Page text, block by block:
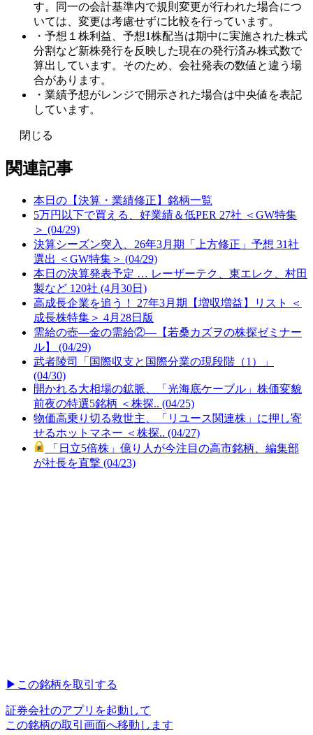
す。同一の会計基準内で規則変更が行われた場合につ
いては、変更は考慮せずに比較を行っています。
・予想１株利益、予想1株配当は期中に実施された株式
分割など新株発行を反映した現在の発行済み株式数で
算出しています。そのため、会社発表の数値と違う場
合があります。
・業績予想がレンジで開示された場合は中央値を表記
しています。
閉じる
関連記事
本日の【決算・業績修正】銘柄一覧
5万円以下で買える、好業績＆低PER 27社 ＜GW特集
＞ (04/29)
決算シーズン突入、26年3月期「上方修正」予想 31社
選出 ＜GW特集＞ (04/29)
本日の決算発表予定 … レーザーテク、東エレク、村田
製など 120社 (4月30日)
高成長企業を追う！ 27年3月期【増収増益】リスト ＜
成長株特集＞ 4月28日版
需給の壺―金の需給②―【若桑カズヲの株探ゼミナー
ル】 (04/29)
武者陵司「国際収支と国際分業の現段階（1）」
(04/30)
開かれる大相場の鉱脈、「光海底ケーブル」株価変貌
前夜の特選5銘柄 ＜株探.. (04/25)
物価高乗り切る救世主、「リユース関連株」に押し寄
せるホットマネー ＜株探.. (04/27)
「日立5倍株」億り人が今注目の高市銘柄、編集部
が社長を直撃 (04/23)
▶︎ この銘柄を取引する
証券会社のアプリを起動して
この銘柄の取引画面へ移動します